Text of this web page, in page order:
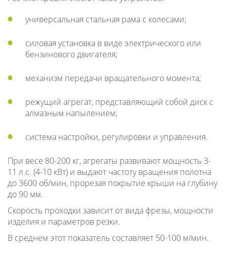
универсальная стальная рама с колесами;
силовая установка в виде электрического или
бензинового двигателя;
механизм передачи вращательного момента;
режущий агрегат, представляющий собой диск с
алмазным напылением;
система настройки, регулировки и управления.
При весе 80-200 кг, агрегаты развивают мощность 3-
11 л.с. (4-10 кВт) и выдают частоту вращения полотна
до 3600 об/мин, прорезая покрытие крыши на глубину
до 90 мм.
Скорость проходки зависит от вида фрезы, мощности
изделия и параметров резки.
В среднем этот показатель составляет 50-100 м/мин.